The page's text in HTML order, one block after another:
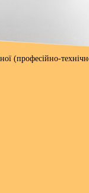
(професійно-